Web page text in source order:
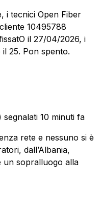
i tecnici Open Fiber
10495788
il 27/04/2026, i
25. Pon spento.
segnalati 10 minuti fa
rete e nessuno si è
dall’Albania,
un sopralluogo alla